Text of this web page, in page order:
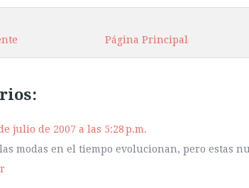
Página Principal
julio de 2007 a las 5:28 p.m.
modas en el tiempo evolucionan, pero estas